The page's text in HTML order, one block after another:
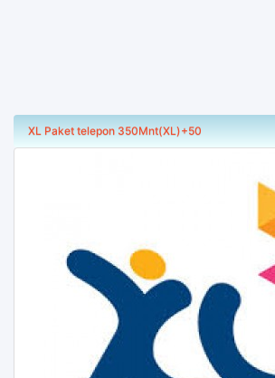
XL Paket telepon 350Mnt(XL)+50